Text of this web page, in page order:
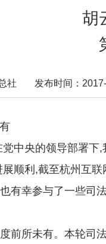
胡
社 发布时间：
央的领导部署下,
顺利,截至杭州互
有幸参与了一些司
所未有。本轮司法